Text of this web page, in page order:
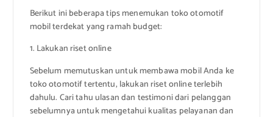
Berikut ini beberapa tips menemukan toko otomotif
mobil terdekat yang ramah budget:
1. Lakukan riset online
Sebelum memutuskan untuk membawa mobil Anda ke
toko otomotif tertentu, lakukan riset online terlebih
dahulu. Cari tahu ulasan dan testimoni dari pelanggan
sebelumnya untuk mengetahui kualitas pelayanan dan